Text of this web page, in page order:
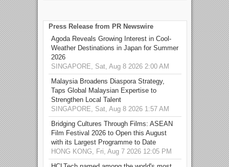
Press Release from PR Newswire
Agoda Reveals Growing Interest in Cool-
Weather Destinations in Japan for Summer
2026
SINGAPORE, Sat, Aug 8 2026 2:00 AM
Malaysia Broadens Diaspora Strategy,
Taps Global Malaysian Expertise to
Strengthen Local Talent
SINGAPORE, Sat, Aug 8 2026 1:57 AM
Bridging Cultures Through Films: ASEAN
Film Festival 2026 to Open this August
with its Largest Programme to Date
HONG KONG, Fri, Aug 7 2026 12:05 PM